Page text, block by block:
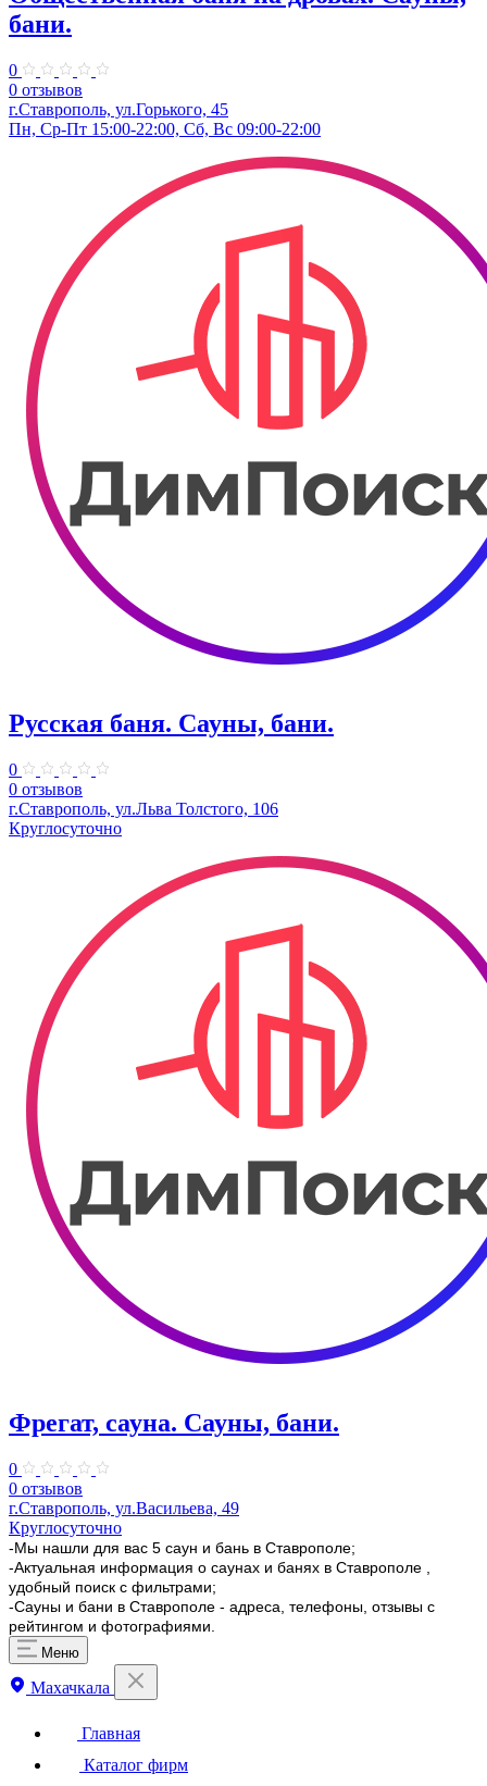
бани.
0
0 отзывов
г.Ставрополь, ул.Горького, 45
Пн, Ср-Пт 15:00-22:00, Сб, Вс 09:00-22:00
Русская баня. Сауны, бани.
0
0 отзывов
г.Ставрополь, ул.Льва Толстого, 106
Круглосуточно
Фрегат, сауна. Сауны, бани.
0
0 отзывов
г.Ставрополь, ул.Васильева, 49
Круглосуточно
-Мы нашли для вас 5 саун и бань в Ставрополе;
-Актуальная информация о саунах и банях в Ставрополе ,
удобный поиск с фильтрами;
-Сауны и бани в Ставрополе - адреса, телефоны, отзывы с
рейтингом и фотографиями.
Меню
Махачкала
Главная
Каталог фирм